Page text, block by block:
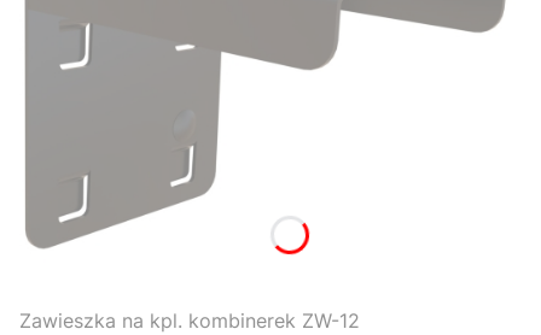
Zawieszka na kpl. kombinerek ZW-12